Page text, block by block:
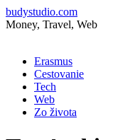
budystudio.com
Money, Travel, Web
Skip
content
Erasmus
Cestovanie
Tech
Web
Zo života